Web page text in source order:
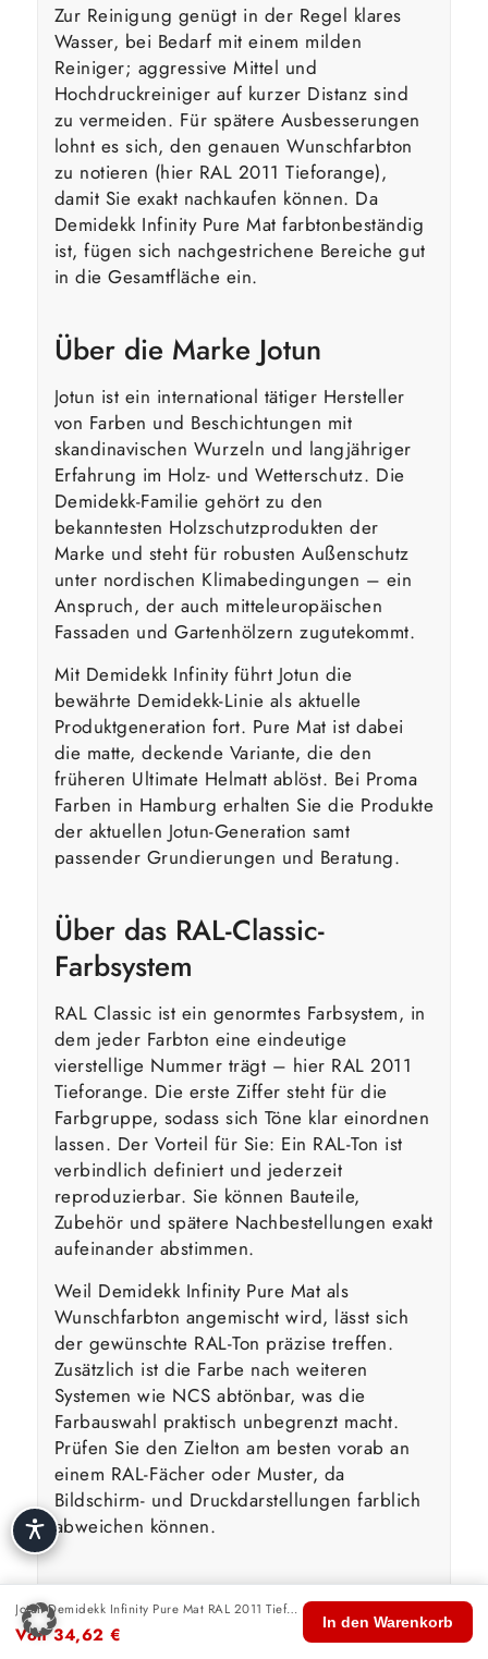
Zur Reinigung genügt in der Regel klares
Wasser, bei Bedarf mit einem milden
Reiniger; aggressive Mittel und
Hochdruckreiniger auf kurzer Distanz sind
zu vermeiden. Für spätere Ausbesserungen
lohnt es sich, den genauen Wunschfarbton
zu notieren (hier RAL 2011 Tieforange),
damit Sie exakt nachkaufen können. Da
Demidekk Infinity Pure Mat farbtonbeständig
ist, fügen sich nachgestrichene Bereiche gut
in die Gesamtfläche ein.
Über die Marke Jotun
Jotun ist ein international tätiger Hersteller
von Farben und Beschichtungen mit
skandinavischen Wurzeln und langjähriger
Erfahrung im Holz- und Wetterschutz. Die
Demidekk-Familie gehört zu den
bekanntesten Holzschutzprodukten der
Marke und steht für robusten Außenschutz
unter nordischen Klimabedingungen – ein
Anspruch, der auch mitteleuropäischen
Fassaden und Gartenhölzern zugutekommt.
Mit Demidekk Infinity führt Jotun die
bewährte Demidekk-Linie als aktuelle
Produktgeneration fort. Pure Mat ist dabei
die matte, deckende Variante, die den
früheren Ultimate Helmatt ablöst. Bei Proma
Farben in Hamburg erhalten Sie die Produkte
der aktuellen Jotun-Generation samt
passender Grundierungen und Beratung.
Über das RAL-Classic-
Farbsystem
RAL Classic ist ein genormtes Farbsystem, in
dem jeder Farbton eine eindeutige
vierstellige Nummer trägt – hier RAL 2011
Tieforange. Die erste Ziffer steht für die
Farbgruppe, sodass sich Töne klar einordnen
lassen. Der Vorteil für Sie: Ein RAL-Ton ist
verbindlich definiert und jederzeit
reproduzierbar. Sie können Bauteile,
Zubehör und spätere Nachbestellungen exakt
aufeinander abstimmen.
Weil Demidekk Infinity Pure Mat als
Wunschfarbton angemischt wird, lässt sich
der gewünschte RAL-Ton präzise treffen.
Zusätzlich ist die Farbe nach weiteren
Systemen wie NCS abtönbar, was die
Farbauswahl praktisch unbegrenzt macht.
Prüfen Sie den Zielton am besten vorab an
einem RAL-Fächer oder Muster, da
Bildschirm- und Druckdarstellungen farblich
abweichen können.
Wasserbasierte Technologie &
Umwelt
Jotun Demidekk Infinity Pure Mat RAL 2011 Tieforange
Von34,62 €
In den Warenkorb
🏠
Start
🛍️ 🔍 🛒
Warenkorb
👤
Konto